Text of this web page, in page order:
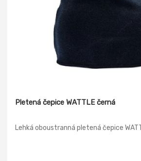
Pletená čepice WATTLE černá
Lehká oboustranná pletená čepice